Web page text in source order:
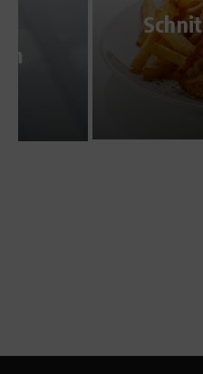
Schnitzel ist
der
27.